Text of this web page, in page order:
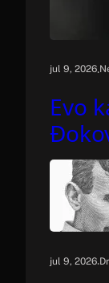
jul 9, 2026.
Evo
jul 9, 2026.